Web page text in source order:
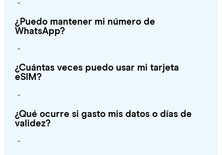
¿Puedo mantener mi número de
WhatsApp?
¿Cuántas veces puedo usar mi tarjeta
eSIM?
¿Qué ocurre si gasto mis datos o días de
validez?